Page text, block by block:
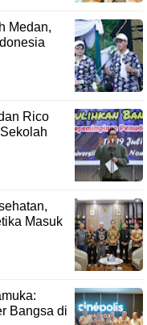
Medan,
Rico
Masuk
Bangsa di